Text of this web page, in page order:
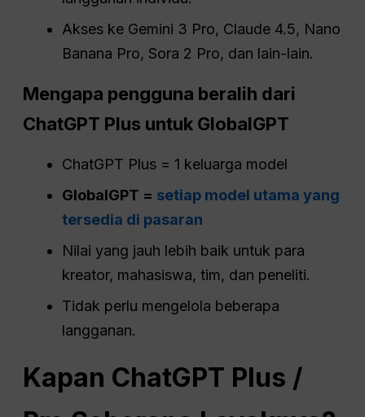
Akses ke Gemini 3 Pro, Claude 4.5, Nano
Banana Pro, Sora 2 Pro, dan lain-lain.
Mengapa pengguna beralih dari
ChatGPT Plus untuk GlobalGPT
ChatGPT Plus = 1 keluarga model
GlobalGPT = setiap model utama yang
tersedia di pasaran
Nilai yang jauh lebih baik untuk para
kreator, mahasiswa, tim, dan peneliti.
Tidak perlu mengelola beberapa
langganan.
Kapan ChatGPT Plus /